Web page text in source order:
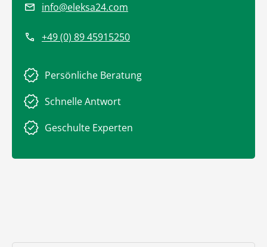
info@eleksa24.com
+49 (0) 89 45915250
Persönliche Beratung
Schnelle Antwort
Geschulte Experten